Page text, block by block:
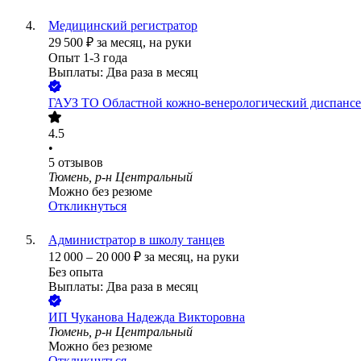
Медицинский регистратор
29 500 ₽ за месяц, на руки
Опыт 1-3 года
Выплаты: Два раза в месяц
ГАУЗ ТО Областной кожно-венерологический
4.5
•
5 отзывов
Тюмень, р-н Центральный
Можно без резюме
Откликнуться
Администратор в школу танцев
12 000 – 20 000 ₽ за месяц, на руки
Без опыта
Выплаты: Два раза в месяц
ИП Чуканова Надежда Викторовна
Тюмень, р-н Центральный
Можно без резюме